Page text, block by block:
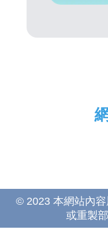
© 2023 本網站內
或重製